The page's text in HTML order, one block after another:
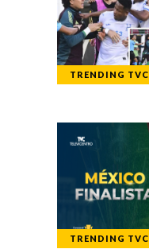
TRENDING TVC
TRENDING TVC